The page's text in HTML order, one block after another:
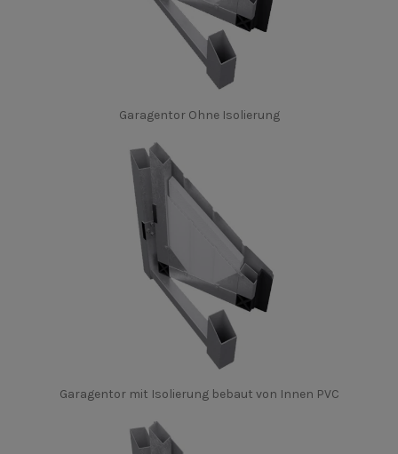
Garagentor Ohne Isolierung
Garagentor mit Isolierung bebaut von Innen PVC